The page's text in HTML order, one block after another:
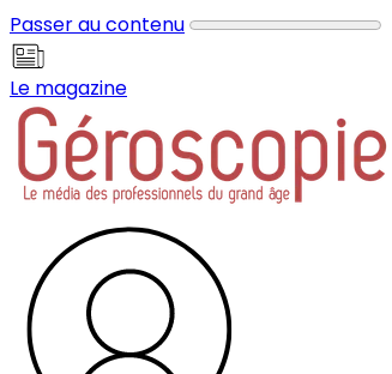
Passer au contenu
Le magazine
Panneau de gestion des cookies